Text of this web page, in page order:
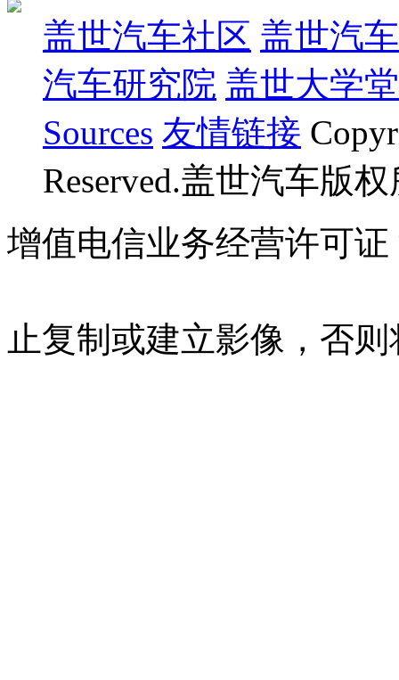
盖世汽车社区 盖世汽
汽车研究院 盖世大学堂
Sources 友情链接
Reserved.盖世汽车版
增值电信业务经营许可证
止复制或建立影像，否